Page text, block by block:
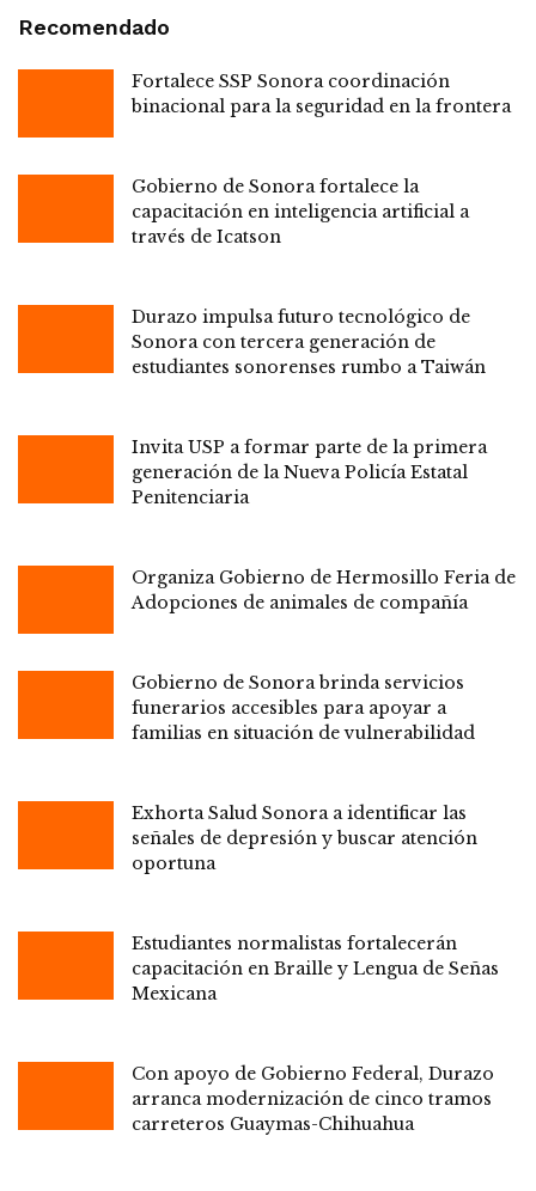
Recomendado
Fortalece SSP Sonora coordinación
binacional para la seguridad en la frontera
Gobierno de Sonora fortalece la
capacitación en inteligencia artificial a
través de Icatson
Durazo impulsa futuro tecnológico de
Sonora con tercera generación de
estudiantes sonorenses rumbo a Taiwán
Invita USP a formar parte de la primera
generación de la Nueva Policía Estatal
Penitenciaria
Organiza Gobierno de Hermosillo Feria de
Adopciones de animales de compañía
Gobierno de Sonora brinda servicios
funerarios accesibles para apoyar a
familias en situación de vulnerabilidad
Exhorta Salud Sonora a identificar las
señales de depresión y buscar atención
oportuna
Estudiantes normalistas fortalecerán
capacitación en Braille y Lengua de Señas
Mexicana
Con apoyo de Gobierno Federal, Durazo
arranca modernización de cinco tramos
carreteros Guaymas-Chihuahua